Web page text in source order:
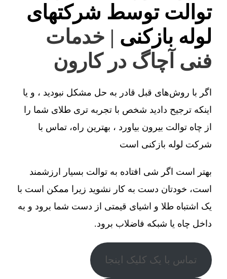
توالت توسط شرکتهای
لوله بازکنی | خدمات
فنی آچاگ در کارون
اگر با روش‌های قبل قادر به حل مشکل نبودید ، و یا
اینکه ترجیح دادید شخص با تجربه تری طلای شما را
از چاه توالت بیرون بیاورد ، بهترین راه، تماس با
شرکت لوله بازکنی است
بهتر است اگر شی افتاده به توالت بسیار ارزشمند
است، خودتان دست به کار نشوید زیرا ممکن است با
یک اشتباه طلا و اشیای قیمتی از دست شما برود و به
داخل چاه یا شبکه فاضلاب برود.
تماس با یک کلیک اینجا